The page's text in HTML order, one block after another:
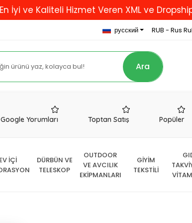
Hizmet Veren XML ve Dropshipping
русский RUB - Rus
Ara
Google Yorumları Toptan Satış Popüler
EV İÇİ
DÜRBÜN VE
TELESKOP
OUTDOOR
VE AVCILIK
EKİPMANLARI
GİYİM
TEKSTİLİ